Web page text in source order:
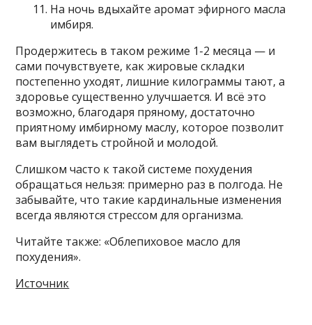
На ночь вдыхайте аромат эфирного масла
имбиря.
Продержитесь в таком режиме 1-2 месяца — и
сами почувствуете, как жировые складки
постепенно уходят, лишние килограммы тают, а
здоровье существенно улучшается. И всё это
возможно, благодаря пряному, достаточно
приятному имбирному маслу, которое позволит
вам выглядеть стройной и молодой.
Слишком часто к такой системе похудения
обращаться нельзя: примерно раз в полгода. Не
забывайте, что такие кардинальные изменения
всегда являются стрессом для организма.
Читайте также: «Облепиховое масло для
похудения».
Источник